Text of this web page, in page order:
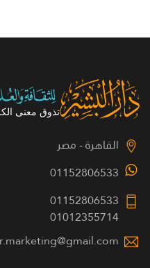
القاهرة - مصر
01152806533
01152806533
01012355714